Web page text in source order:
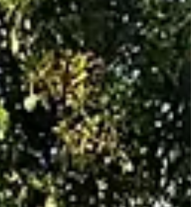
ス 19時～ ２日、９日、16日、23日、30日
日曜日 朝ゆるヨガ 9時15分～10時30分 ゆい
ーく茅野 ５日、19日 きくち担当